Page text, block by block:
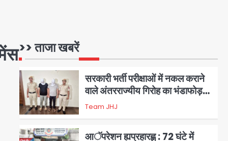
>> ताजा खबरें
2
मास्टरमाइंड समेत 7 गिरफ्तार
3
आॅपरेशन ह्यप्रहारह्ण : 72 घंटे में
उत्तर-पश्चिम जिला पुलिस का बड़ा
एक्शन